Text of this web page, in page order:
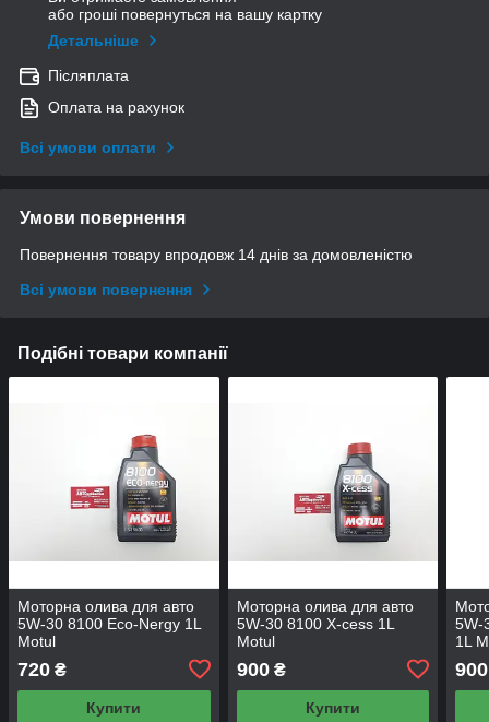
або гроші повернуться на вашу картку
Детальніше
Післяплата
Оплата на рахунок
Всі умови оплати
Умови повернення
Повернення товару впродовж 14 днів за домовленістю
Всі умови повернення
Подібні товари компанії
Моторна олива для авто
5W-30 8100 Eco-Nergy 1L
Motul
720 ₴
Купити
Моторна олива для авто
5W-30 8100 X-cess 1L
Motul
900₴
Купити
5W-
1L
900